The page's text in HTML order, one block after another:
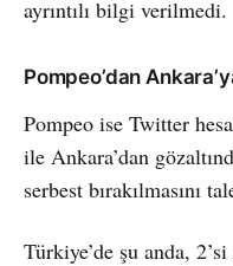
ayrıntılı bilgi verilmedi.
Pompeo’dan
Pompeo ise Twitter
ile Ankara’dan
serbest bırakılmasını
Türkiye’de şu anda,